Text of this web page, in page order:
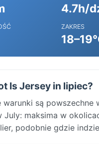
4.7h/
ZAKRES
Is Jersey in lipiec?
warunki są powszechne
July: maksima w
podobnie gdzie